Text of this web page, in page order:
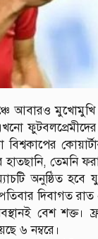
আবারও মুখোমুখি
তেমনি
অনুষ্ঠিত হবে
দিবাগত
বেশ শক্ত।
৬ নম্বরে।